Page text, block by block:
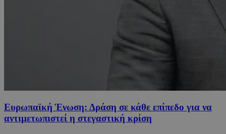
Ευρωπαϊκή Ένωση: Δράση σε κάθε επίπεδο για να
αντιμετωπιστεί η στεγαστική κρίση